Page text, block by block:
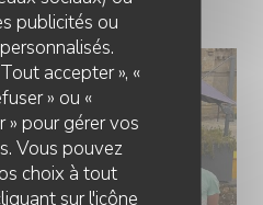
publicités ou
accepter », «
» ou «
» pour gérer vos
Vous pouvez
choix à tout
sur l'icône